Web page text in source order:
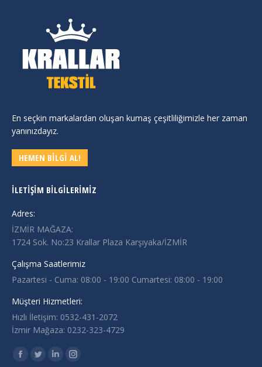
En seçkin markalardan oluşan kumaş çeşitliliğimizle her zaman
yanınızdayız.
HEMEN BİLGİ AL!
İLETIŞIM BILGILERIMIZ
Adres:
İZMİR MAĞAZA:
1724 Sok. No:23 Krallar Plaza Karşıyaka/İZMİR
Çalışma Saatlerimiz
Pazartesi - Cuma: 08:00 - 19:00 Cumartesi: 08:00 - 19:00
Müşteri Hizmetleri:
Hızlı İletişim: 0532-431-2072
İzmir Mağaza: 0232-323-4729
Find us on:
Facebook
TwitterLinkedinInstagram